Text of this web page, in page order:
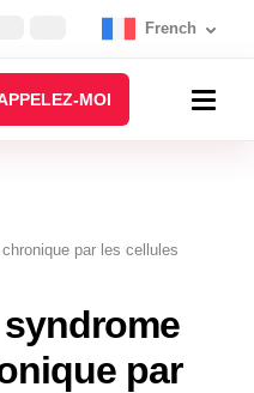
French
MOI
par les cellules
par